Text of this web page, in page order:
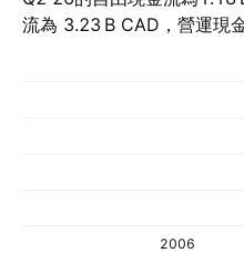
流為 ‪3.23 B‬ CAD，營運現
2006